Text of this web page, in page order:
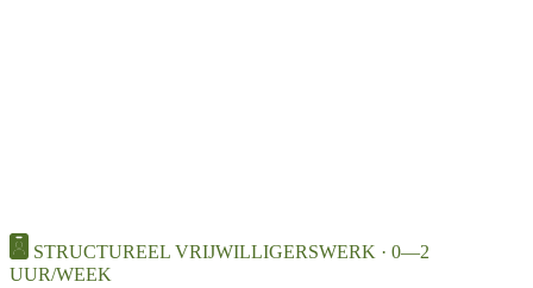
STRUCTUREEL VRIJWILLIGERSWERK · 0—2
UUR/WEEK